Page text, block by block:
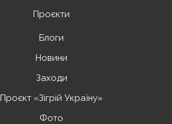
Проєкти
Блоги
Новини
Заходи
Проєкт «Зігрій Україну»
Фото